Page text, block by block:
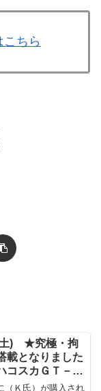
ちら
土) ★究極・拘
載となりました
コスカＧＴ－Ｒ
（Ｋ氏）が購入され